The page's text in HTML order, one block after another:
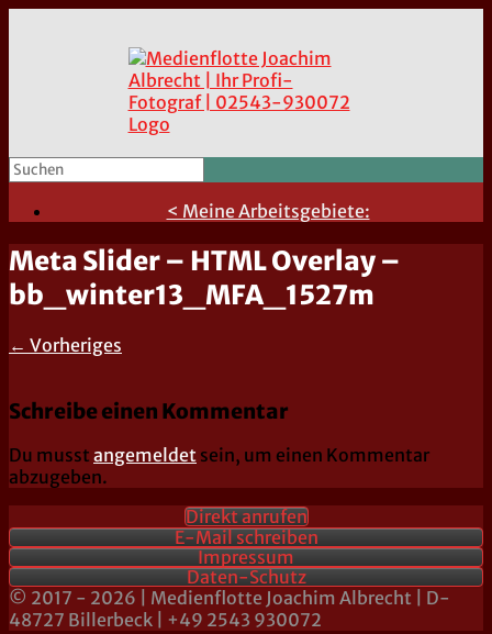
< Meine Arbeitsgebiete:
Meta Slider – HTML Overlay –
bb_winter13_MFA_1527m
← Vorheriges
Schreibe einen Kommentar
Du musst angemeldet sein, um einen Kommentar
abzugeben.
Direkt anrufen
E-Mail schreiben
Impressum
Daten-Schutz
© 2017 - 2026 | Medienflotte Joachim Albrecht | D-
48727 Billerbeck | +49 2543 930072